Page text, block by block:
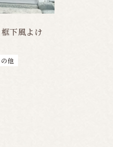
下風よけ
他